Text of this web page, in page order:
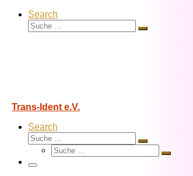
Search
Suche
Suche
Trans-Ident e.V.
Search
Suche
Suche
Suche
Suche
Menü